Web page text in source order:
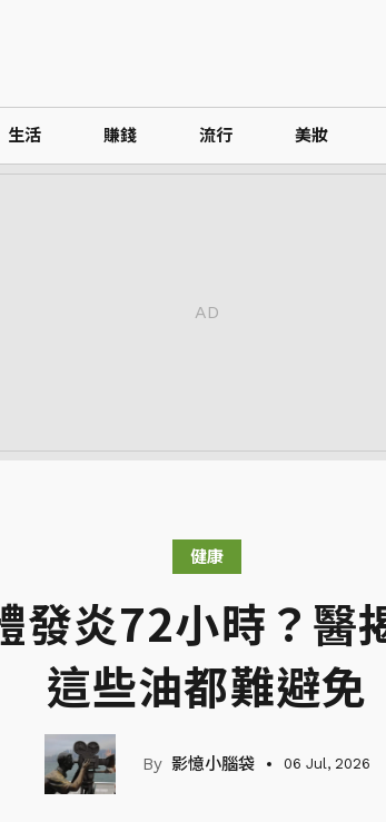
生活 賺錢 流行 美妝
健康
發炎72小時？醫
這些油都難避免
影憶小腦袋 06 Jul, 2026